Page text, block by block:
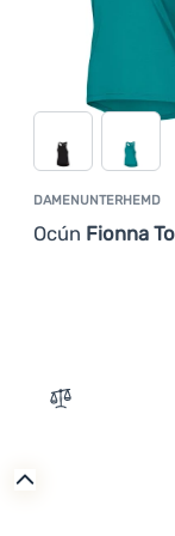
DAMENUNTERHEMD
Ocún Fionna
Zum